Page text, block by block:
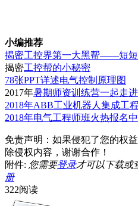
小编推荐
揭密工控界第一大黑帮——短短
揭密工控帮的小秘密
78张PPT详述电气控制原理图
2017年暑期师资训练营一起走
2018年ABB工业机器人集成工
2018年电气工程师班火热报名中
免责声明：如果侵犯了您的权
除侵权内容，谢谢合作！
附件: 您需要登录才可以下载或
册
322阅读